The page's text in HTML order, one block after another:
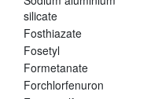
silicate
Fosthiazate
Fosetyl
Formetanate
Forchlorfenuron